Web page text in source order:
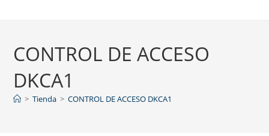
CONTROL DE ACCESO
DKCA1
> Tienda > CONTROL DE ACCESO DKCA1